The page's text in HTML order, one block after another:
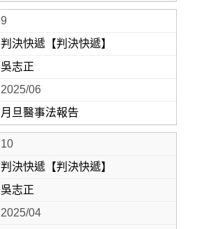
9
判決快遞【判決快遞】
吳志正
2025/06
月旦醫事法報告
10
判決快遞【判決快遞】
吳志正
2025/04